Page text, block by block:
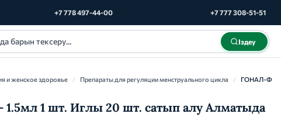
+7 778 497-44-00 +7 777 308-51-51
Іздеу
и женское здоровье / Препараты для регуляции менструального цикла / ГОНАЛ-Ф
1 шт. Иглы 20 шт. сатып алу Алматыда